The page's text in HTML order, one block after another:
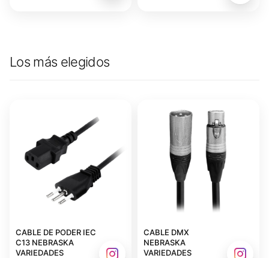
Los más elegidos
CABLE DE PODER IEC
C13 NEBRASKA
VARIEDADES
CABLE DMX
NEBRASKA
VARIEDADES